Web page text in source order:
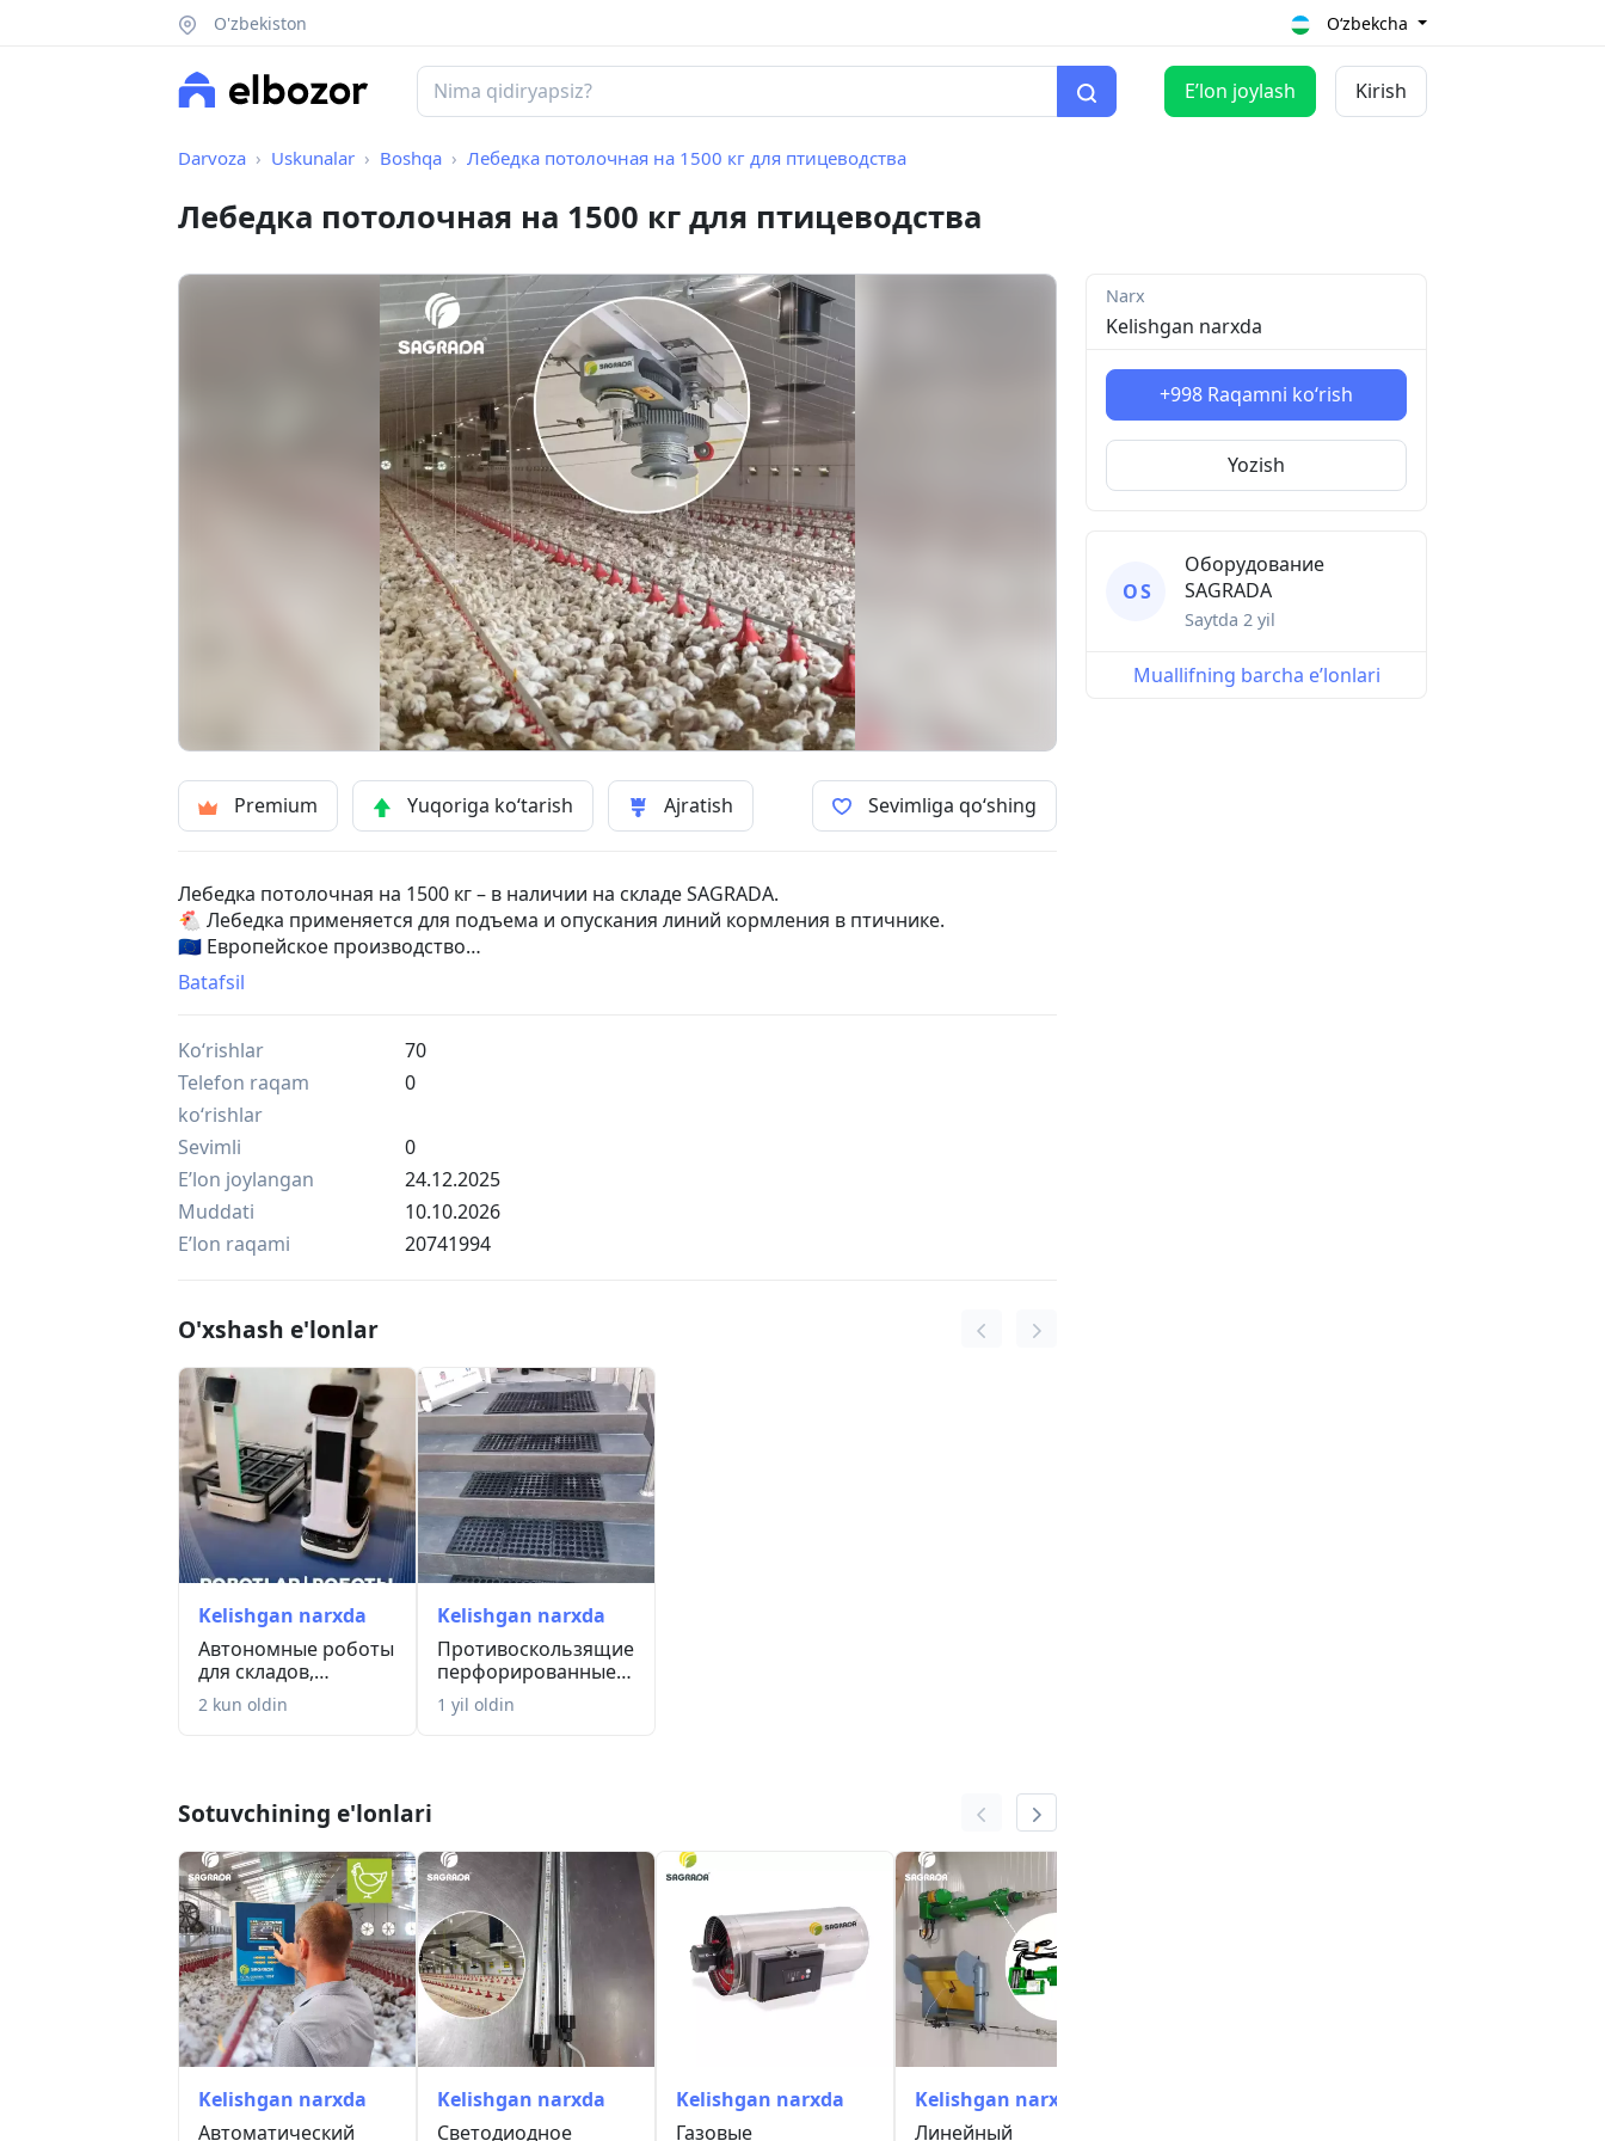
O'zbekiston O‘zbekcha
Eʼlon joylash Kirish
Darvoza Uskunalar Boshqa Лебедка потолочная на 1500 кг для птицеводства
Лебедка потолочная на 1500 кг для птицеводства
Premium Yuqoriga ko‘tarish Ajratish Sevimliga qo‘shing
Лебедка потолочная на 1500 кг – в наличии на складе SAGRADA.
🐔 Лебедка применяется для подъема и опускания линий кормления в птичнике.
🇪🇺 Европейское производство
-
🇪🇺 Yevropa ishlab chiqarishi.
Batafsil
Ko‘rishlar
70
Telefon raqam
ko‘rishlar
0
Sevimli
0
Eʼlon joylangan
24.12.2025
Muddati
10.10.2026
Eʼlon raqami
20741994
O'xshash e'lonlar
Kelishgan narxda
Автономные роботы
для складов,
производств,
рестор...
2 kun oldin
Kelishgan narxda
Противоскользящие
перфорированные
резиновые коврик...
1 yil oldin
Sotuvchining e'lonlari
Kelishgan narxda
Автоматический
Kelishgan narxda
Светодиодное
Kelishgan narxda
Газовые
Kelishgan narxda
Линейный
Narx
Kelishgan narxda
+998 Raqamni ko‘rish
Yozish
О S
Оборудование
SAGRADA
Saytda 2 yil
Muallifning barcha eʼlonlari